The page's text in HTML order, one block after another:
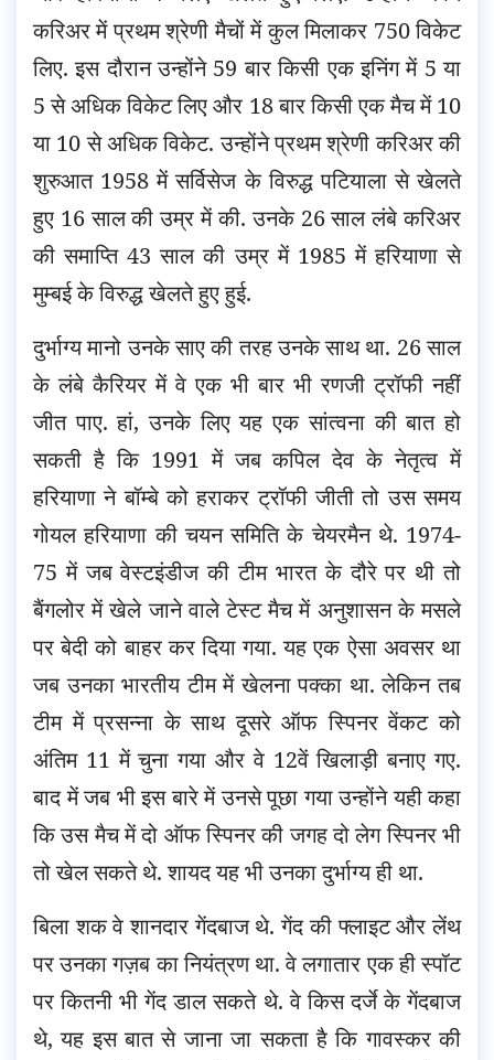
करिअर में प्रथम श्रेणी मैचों में कुल मिलाकर 750 विकेट
लिए. इस दौरान उन्होंने 59 बार किसी एक इनिंग में 5 या
5 से अधिक विकेट लिए और 18 बार किसी एक मैच में 10
या 10 से अधिक विकेट. उन्होंने प्रथम श्रेणी करिअर की
शुरुआत 1958 में सर्विसेज के विरुद्ध पटियाला से खेलते
हुए 16 साल की उम्र में की. उनके 26 साल लंबे करिअर
की समाप्ति 43 साल की उम्र में 1985 में हरियाणा से
मुम्बई के विरुद्ध खेलते हुए हुई.
दुर्भाग्य मानो उनके साए की तरह उनके साथ था. 26 साल
के लंबे कैरियर में वे एक भी बार भी रणजी ट्रॉफी नहीं
जीत पाए. हां, उनके लिए यह एक सांत्वना की बात हो
सकती है कि 1991 में जब कपिल देव के नेतृत्व में
हरियाणा ने बॉम्बे को हराकर ट्रॉफी जीती तो उस समय
गोयल हरियाणा की चयन समिति के चेयरमैन थे. 1974-
75 में जब वेस्टइंडीज की टीम भारत के दौरे पर थी तो
बैंगलोर में खेले जाने वाले टेस्ट मैच में अनुशासन के मसले
पर बेदी को बाहर कर दिया गया. यह एक ऐसा अवसर था
जब उनका भारतीय टीम में खेलना पक्का था. लेकिन तब
टीम में प्रसन्ना के साथ दूसरे ऑफ स्पिनर वेंकट को
अंतिम 11 में चुना गया और वे 12वें खिलाड़ी बनाए गए.
बाद में जब भी इस बारे में उनसे पूछा गया उन्होंने यही कहा
कि उस मैच में दो ऑफ स्पिनर की जगह दो लेग स्पिनर भी
तो खेल सकते थे. शायद यह भी उनका दुर्भाग्य ही था.
बिला शक वे शानदार गेंदबाज थे. गेंद की फ्लाइट और लेंथ
पर उनका गज़ब का नियंत्रण था. वे लगातार एक ही स्पॉट
पर कितनी भी गेंद डाल सकते थे. वे किस दर्जे के गेंदबाज
थे, यह इस बात से जाना जा सकता है कि गावस्कर की